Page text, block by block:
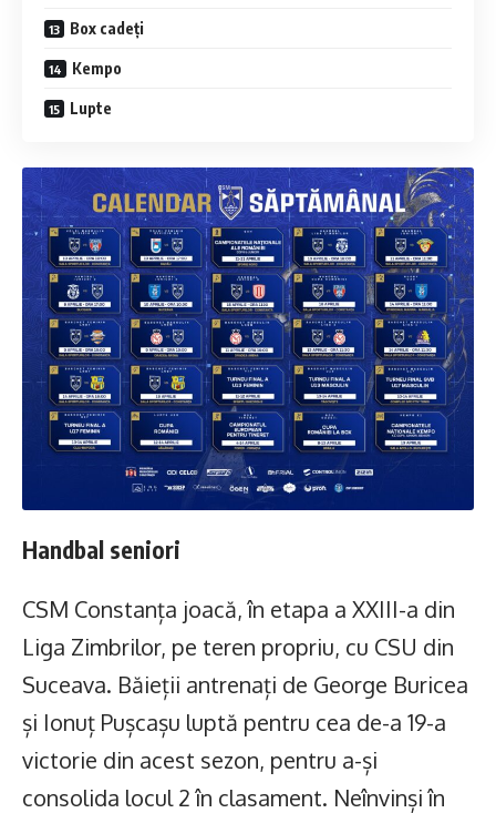
Box cadeți
Kempo
Lupte
Handbal seniori
CSM Constanța joacă, în etapa a XXIII-a din
Liga Zimbrilor, pe teren propriu, cu CSU din
Suceava. Băieții antrenați de George Buricea
și Ionuț Pușcașu luptă pentru cea de-a 19-a
victorie din acest sezon, pentru a-și
consolida locul 2 în clasament. Neînvinși în